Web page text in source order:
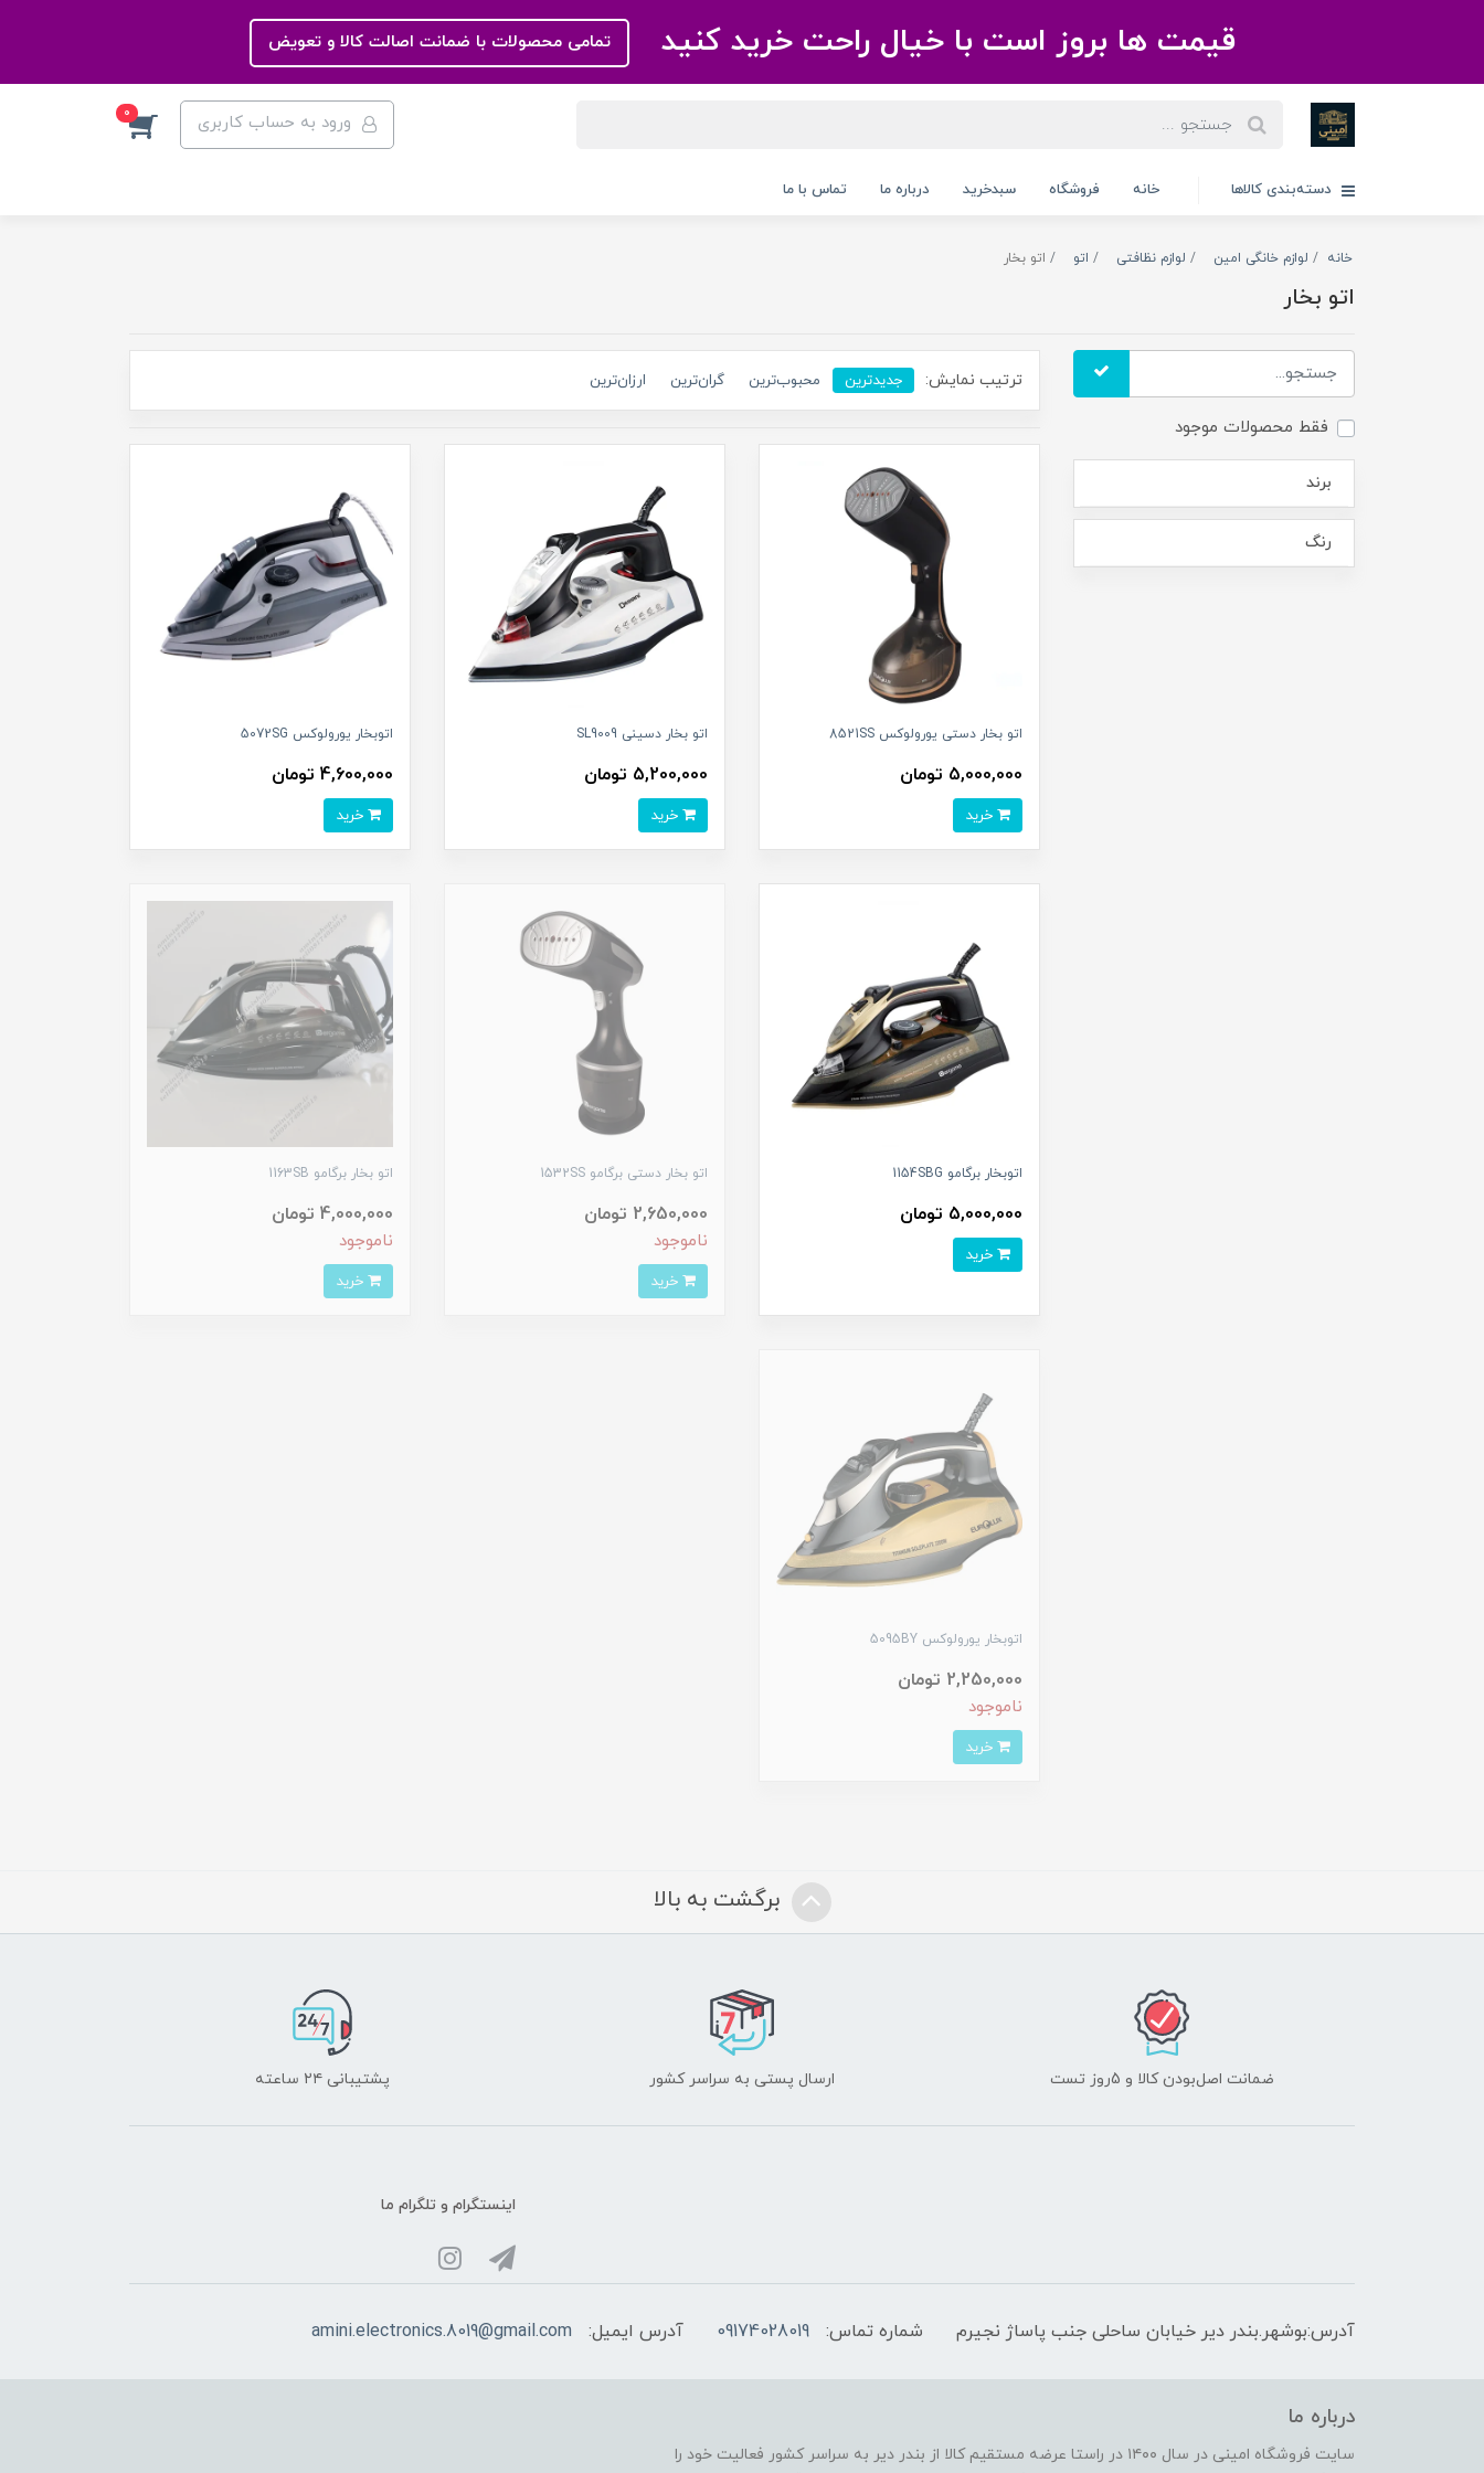
قیمت ها بروز است با خیال راحت خرید کنید تمامی محصولات با ضمانت اصالت کالا و تعویض
ورود به حساب کاربری 0
دسته‌بندی کالاها خانه فروشگاه سبدخرید درباره ما تماس با ما
خانه لوازم خانگی امین لوازم نظافتی اتو اتو بخار
اتو بخار
فقط محصولات موجود
برند
رنگ
ترتیب نمایش: جدیدترین محبوب‌ترین گران‌ترین ارزان‌ترین
اتو بخار دستی یورولوکس 8521SS
5,000,000 تومان
اتو بخار دسینی SL9009
5,200,000 تومان
خرید
اتوبخار یورولوکس 5072SG
4,600,000 تومان
خرید
اتوبخار برگامو 1154SBG
5,000,000 تومان
اتو بخار دستی برگامو 1532SS
2,650,000 تومان
ناموجود
خرید
اتو بخار برگامو 1163SB
4,000,000 تومان
ناموجود
خرید
اتوبخار یورولوکس 5095BY
2,250,000 تومان
ناموجود
برگشت به بالا
ضمانت اصل‌بودن کالا و 5روز تست ارسال پستی به سراسر کشور پشتیبانی ۲۴ ساعته
اینستگرام و تلگرام ما
آدرس:بوشهر.بندر دیر خیابان ساحلی جنب پاساژ نجیرم شماره تماس: 09174028019 آدرس ایمیل: amini.electronics.8019@gmail.com
درباره ما
سایت فروشگاه امینی در سال ۱۴۰۰ در راستا عرضه مستقیم کالا از بندر دیر به سراسر کشور فعالیت خود را